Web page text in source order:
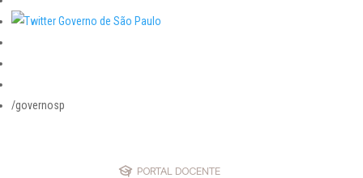
/governosp
PORTAL DOCENTE